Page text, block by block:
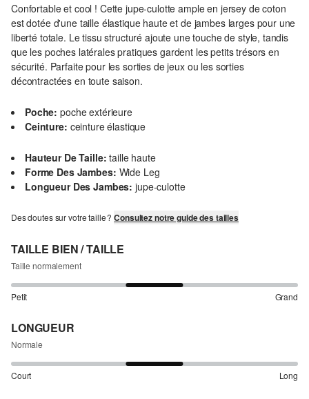
Confortable et cool ! Cette jupe-culotte ample en jersey de coton
est dotée d'une taille élastique haute et de jambes larges pour une
liberté totale. Le tissu structuré ajoute une touche de style, tandis
que les poches latérales pratiques gardent les petits trésors en
sécurité. Parfaite pour les sorties de jeux ou les sorties
décontractées en toute saison.
Poche: poche extérieure
Ceinture: ceinture élastique
Hauteur De Taille: taille haute
Forme Des Jambes: Wide Leg
Longueur Des Jambes: jupe-culotte
Des doutes sur votre taille ?Consultez notre guide des tailles
TAILLE BIEN / TAILLE
Taille normalement
Petit Grand
LONGUEUR
Normale
Court Long